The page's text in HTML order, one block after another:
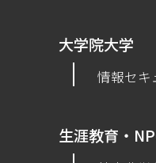
大学院大学
情報セキ
生涯教育・